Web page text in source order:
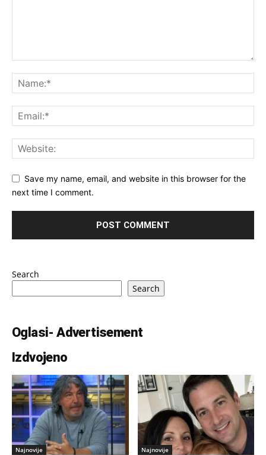
Save my name, email, and website in this browser for the
next time I comment.
Search
Search
Oglasi- Advertisement
Izdvojeno
Najnovije Najnovije